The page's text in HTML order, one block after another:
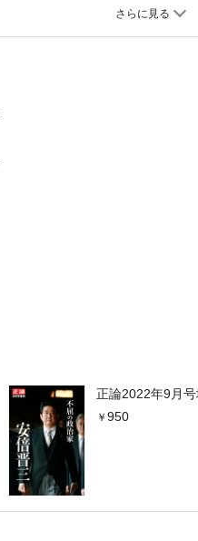
正論2022年9月号
950
早苗氏が月刊正論に寄稿してき
談 私は日本のために／高市早
こ■対談 核の「持ち込ませず」
ンダー編≫■夫婦別姓は誰も幸
早苗■随筆 男らしさ、女らしさ
志■最高裁・婚外子決定で法改
持ちなさい！／高市早苗VS